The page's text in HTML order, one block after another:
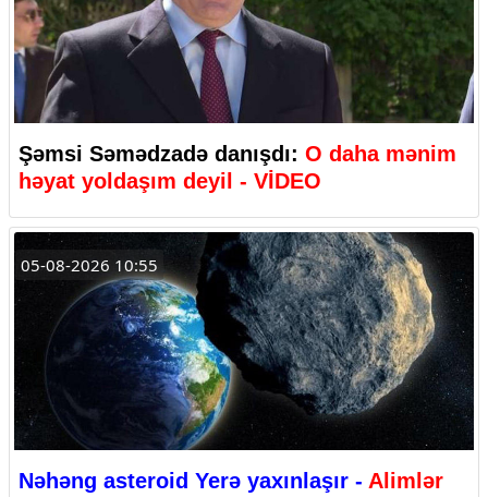
Şəmsi Səmədzadə danışdı: O daha mənim
həyat yoldaşım deyil - VİDEO
05-08-2026 10:55
Nəhəng asteroid Yerə yaxınlaşır - Alimlər